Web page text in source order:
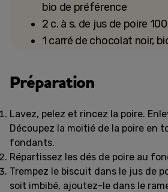
bio de préférence
2 c. à s. de jus de poire
1 carré de chocolat noir,
Préparation
Lavez, pelez et rincez la poire.
Découpez la moitié de la poire en
fondants.
Répartissez les dés de poire au
Trempez le biscuit dans le jus de
soit imbibé, ajoutez-le dans le